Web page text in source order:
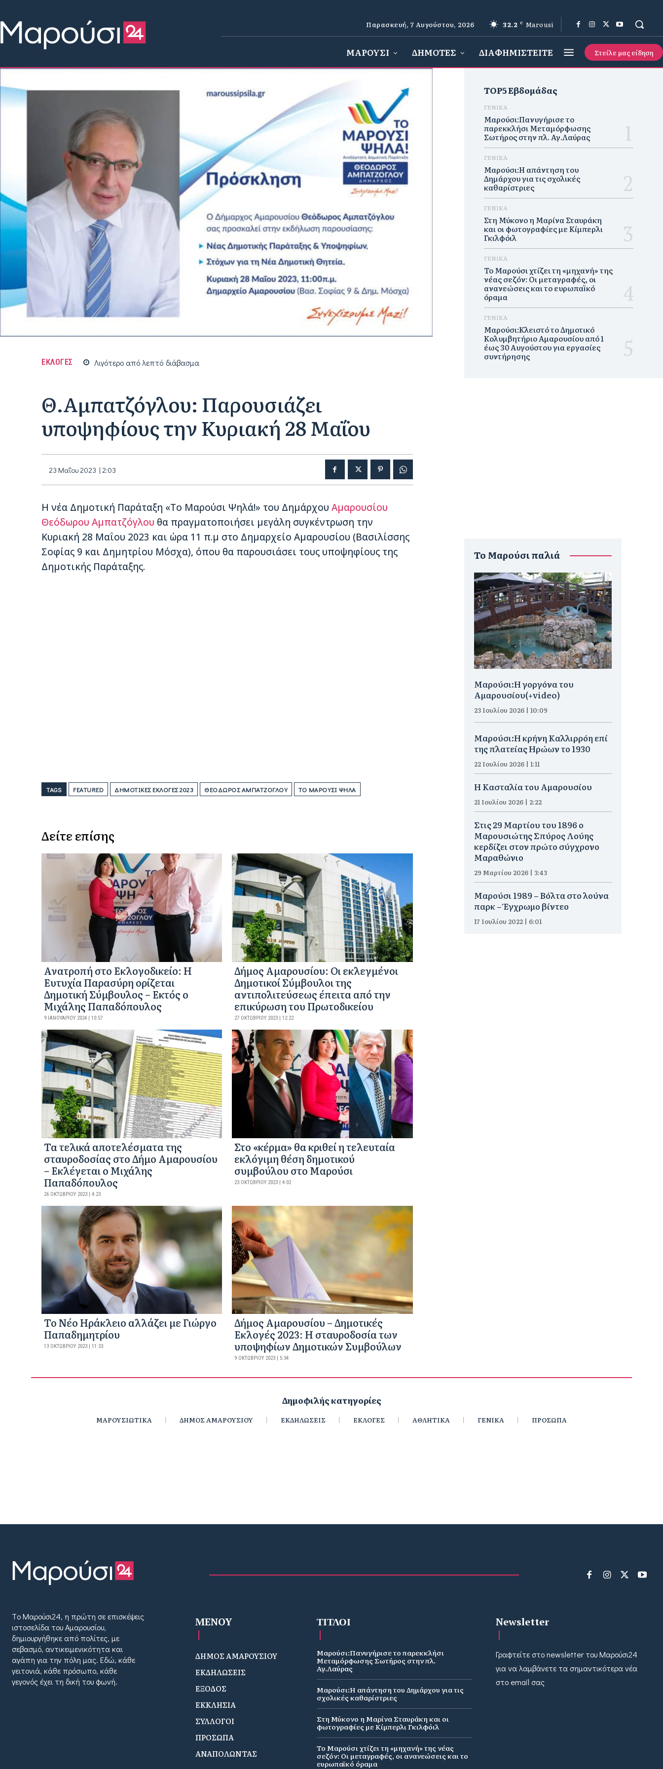
Παρασκευή, 7 Αυγούστου, 2026 32.2 C Marousi
ΜΑΡΟΥΣΙ ΔΗΜΟΤΕΣ ΔΙΑΦΗΜΙΣΤΕΙΤΕ Στείλε μας είδηση
ΕΚΛΟΓΕΣ Λιγότερο απόλεπτό διάβασμα
Θ.Aμπατζόγλου: Παρουσιάζει
υποψηφίους την Κυριακή 28 Μαΐου
23 Μαΐου 2023 | 2:03
Η νέα Δημοτική Παράταξη «Το Μαρούσι Ψηλά!» του Δημάρχου Αμαρουσίου
Θεόδωρου Αμπατζόγλου θα πραγματοποιήσει μεγάλη συγκέντρωση την
Κυριακή 28 Μαΐου 2023 και ώρα 11 π.μ στο Δημαρχείο Αμαρουσίου (Βασιλίσσης
Σοφίας 9 και Δημητρίου Μόσχα), όπου θα παρουσιάσει τους υποψηφίους της
Δημοτικής Παράταξης.
TAGS FEATURED ΔΗΜΟΤΙΚΈΣ ΕΚΛΟΓΈΣ 2023 ΘΕΌΔΩΡΟΣ ΑΜΠΑΤΖΌΓΛΟΥ ΤΟ ΜΑΡΟΎΣΙ ΨΗΛΆ
Δείτε επίσης
Ανατροπή στο Εκλογοδικείο: Η
Ευτυχία Παρασύρη ορίζεται
Δημοτική Σύμβουλος – Εκτός ο
Μιχάλης Παπαδόπουλος
9 ΙΑΝΟΥΑΡΊΟΥ 2024 | 10:57
Δήμος Αμαρουσίου: Οι εκλεγμένοι
Δημοτικοί Σύμβουλοι της
αντιπολιτεύσεως έπειτα από την
επικύρωση του Πρωτοδικείου
27 ΟΚΤΩΒΡΊΟΥ 2023 | 12:22
Τα τελικά αποτελέσματα της
σταυροδοσίας στο Δήμο Αμαρουσίου
– Εκλέγεται ο Μιχάλης
Παπαδόπουλος
26 ΟΚΤΩΒΡΊΟΥ 2023 | 4:23
Στο «κέρμα» θα κριθεί η τελευταία
εκλόγιμη θέση δημοτικού
συμβούλου στο Μαρούσι
23 ΟΚΤΩΒΡΊΟΥ 2023 | 4:02
Το Νέο Ηράκλειο αλλάζει με Γιώργο
Παπαδημητρίου
13 ΟΚΤΩΒΡΊΟΥ 2023 | 11:33
Δήμος Αμαρουσίου – Δημοτικές
Εκλογές 2023: Η σταυροδοσία των
υποψηφίων Δημοτικών Συμβούλων
9 ΟΚΤΩΒΡΊΟΥ 2023 | 5:34
TOP5 Εβδομάδας
ΓΕΝΙΚΑ
Μαρούσι:Πανυγήρισε το
παρεκκλήσι Μεταμόρφωσης
Σωτήρος στην πλ. Αγ.Λαύρας
ΓΕΝΙΚΑ
Μαρούσι:Η απάντηση του
Δημάρχου για τις σχολικές
καθαρίστριες
ΓΕΝΙΚΑ
Στη Μύκονο η Μαρίνα Σταυράκη
και οι φωτογραφίες με Κίμπερλι
Γκιλφόιλ
ΓΕΝΙΚΑ
Το Μαρούσι χτίζει τη «μηχανή» της
νέας σεζόν: Οι μεταγραφές, οι
ανανεώσεις και το ευρωπαϊκό
όραμα
ΓΕΝΙΚΑ
Μαρούσι:Κλειστό το Δημοτικό
Κολυμβητήριο Αμαρουσίου από 1
έως 30 Αυγούστου για εργασίες
συντήρησης
To Μαρούσι παλιά
Μαρούσι:H γοργόνα του
Αμαρουσίου(+video)
23 Ιουλίου 2026 | 10:09
Μαρούσι:Η κρήνη Καλλιρρόη επί
της πλατείας Ηρώων το 1930
22 Ιουλίου 2026 | 1:11
Η Κασταλία του Αμαρουσίου
21 Ιουλίου 2026 | 2:22
Στις 29 Μαρτίου του 1896 ο
Μαρουσιώτης Σπύρος Λούης
κερδίζει στον πρώτο σύγχρονο
Μαραθώνιο
29 Μαρτίου 2026 | 3:43
Μαρούσι 1989 – Βόλτα στο λούνα
παρκ – Έγχρωμο βίντεο
17 Ιουλίου 2022 | 6:01
Δημοφιλής κατηγορίες
ΜΑΡΟΥΣΙΩΤΙΚΑ ΔΗΜΟΣ ΑΜΑΡΟΥΣΙΟΥ ΕΚΔΗΛΩΣΕΙΣ ΕΚΛΟΓΕΣ ΑΘΛΗΤΙΚΑ ΓΕΝΙΚΑ ΠΡΟΣΩΠΑ
Tο Μαρούσι24, η πρώτη σε επισκέψεις
ιστοσελίδα του Αμαρουσίου,
δημιουργήθηκε από πολίτες, με
σεβασμό, αντικειμενικότητα και
αγάπη για την πόλη μας. Εδώ, κάθε
γειτονιά, κάθε πρόσωπο, κάθε
γεγονός έχει τη δική του φωνή.
MENOY
ΔΗΜΟΣ ΑΜΑΡΟΥΣΙΟΥ
ΕΚΔΗΛΩΣΕΙΣ
ΕΞΟΔΟΣ
ΕΚΚΛΗΣΙΑ
ΣΥΛΛΟΓΟΙ
ΠΡΟΣΩΠΑ
ΑΝΑΠΟΛΩΝΤΑΣ
ΤΙΤΛΟΙ
Μαρούσι:Πανυγήρισε το παρεκκλήσι
Μεταμόρφωσης Σωτήρος στην πλ.
Αγ.Λαύρας
Μαρούσι:Η απάντηση του Δημάρχου για τις
σχολικές καθαρίστριες
Στη Μύκονο η Μαρίνα Σταυράκη και οι
φωτογραφίες με Κίμπερλι Γκιλφόιλ
Το Μαρούσι χτίζει τη «μηχανή» της νέας
σεζόν: Οι μεταγραφές, οι ανανεώσεις και το
ευρωπαϊκό όραμα
Newsletter
Γραφτείτε στο newsletter του Μαρούσι24
για να λαμβάνετε τα σημαντικότερα νέα
στο email σας